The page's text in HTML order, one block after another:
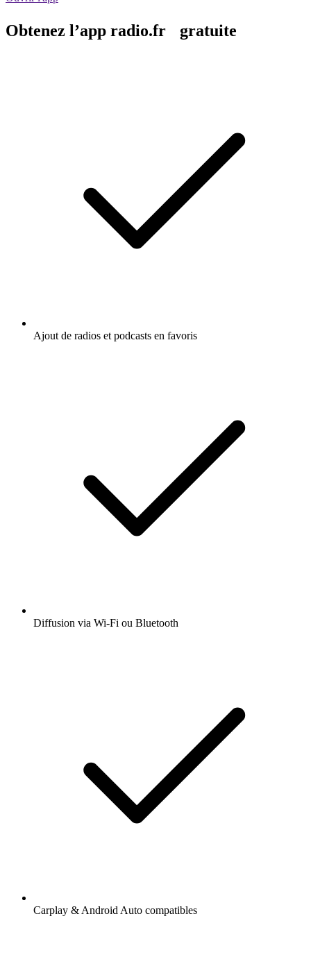
Obtenez l’app radio.fr gratuite
Ajout de radios et podcasts en favoris
Diffusion via Wi-Fi ou Bluetooth
Carplay & Android Auto compatibles